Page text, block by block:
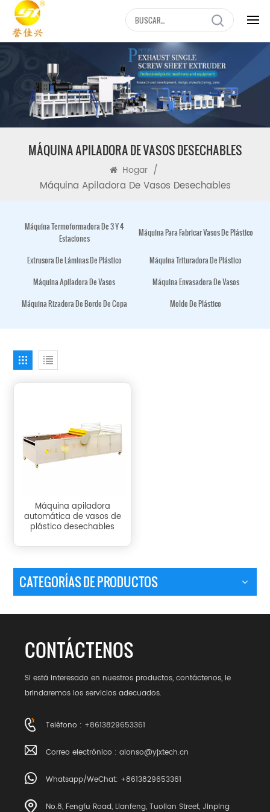
MÁQUINA APILADORA DE VASOS DESECHABLES
Hogar /
Máquina Apiladora De Vasos Desechables
Máquina Termoformadora De 3 Y 4
Estaciones
Máquina Para Fabricar Vasos De Plástico
Extrusora De Láminas De Plástico
Máquina Trituradora De Plástico
Máquina Apiladora De Vasos
Máquina Envasadora De Vasos
Máquina Rizadora De Borde De Copa
Molde De Plástico
Máquina apiladora
automática de vasos de
plástico desechables
CATEGORÍAS DE PRODUCTOS
CONTÁCTENOS
Si está interesado en nuestros productos, contáctenos, le
brindaremos los servicios adecuados.
Teléfono : +8613829653361
Correo electrónico :alonso@yjxtech.cn
Whatsapp/WeChat: +8613829653361
No.8, Fengfu Road, Lianfeng, Tuolian Street, Jinping